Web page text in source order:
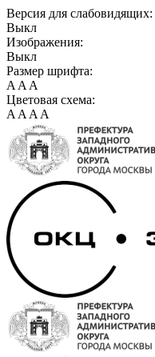
Версия для слабовидящих:
Выкл
Изображения:
Выкл
Размер шрифта:
A A A
Цветовая схема:
A A A A